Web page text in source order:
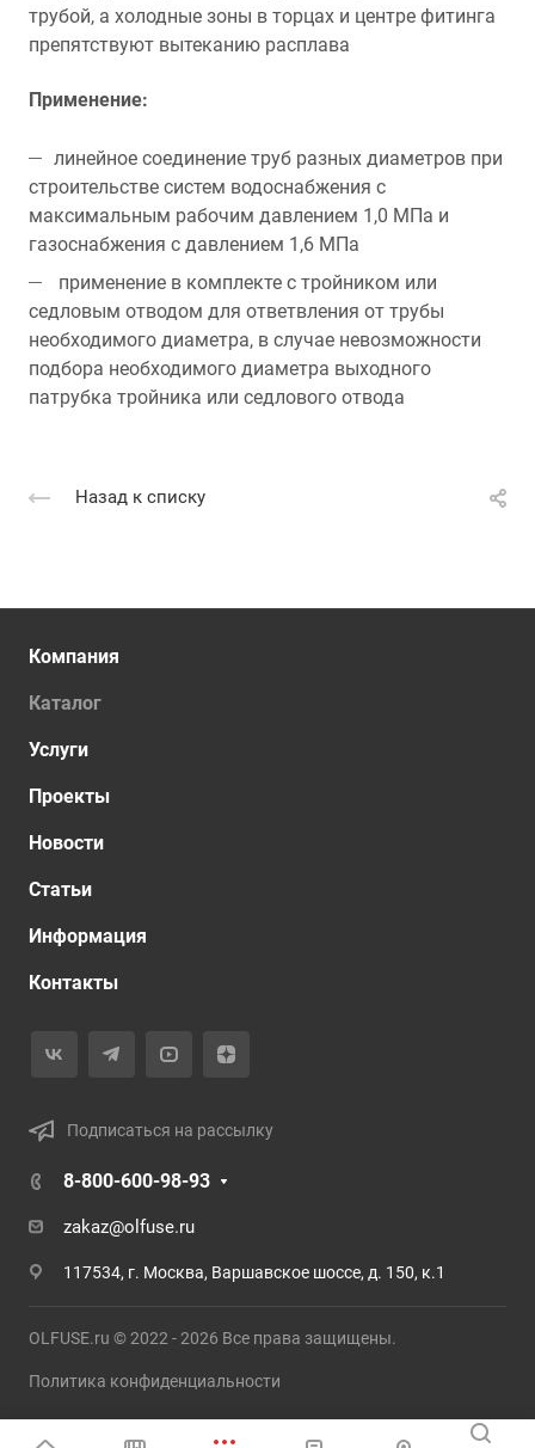
трубой, а холодные зоны в торцах и центре фитинга
препятствуют вытеканию расплава
Применение:
линейное соединение труб разных диаметров при
строительстве систем водоснабжения с
максимальным рабочим давлением 1,0 МПа и
газоснабжения с давлением 1,6 МПа
применение в комплекте с тройником или
седловым отводом для ответвления от трубы
необходимого диаметра, в случае невозможности
подбора необходимого диаметра выходного
патрубка тройника или седлового отвода
Назад к списку
Компания
Каталог
Услуги
Проекты
Новости
Статьи
Информация
Контакты
Подписаться на рассылку
8-800-600-98-93
zakaz@olfuse.ru
117534, г. Москва, Варшавское шоссе, д. 150, к.1
OLFUSE.ru © 2022 - 2026 Все права защищены.
Политика конфиденциальности